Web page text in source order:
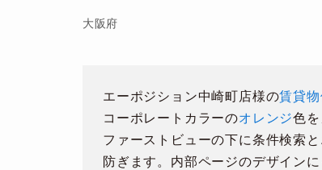
大阪府
エーポジション中崎町店様の賃貸物
コーポレートカラーのオレンジ色
ファーストビューの下に条件検索
防ぎます。内部ページのデザイン